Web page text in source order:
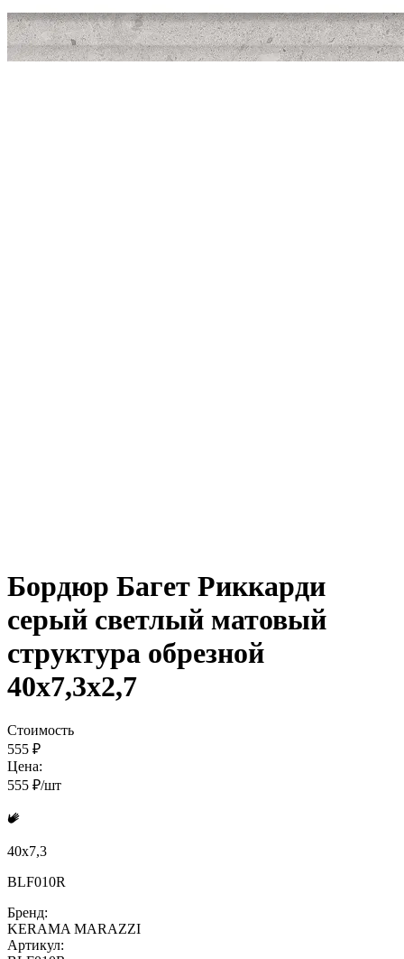
Бордюр Багет Риккарди
серый светлый матовый
структура обрезной
40x7,3x2,7
Стоимость
555 ₽
Цена:
555 ₽/шт
40x7,3
BLF010R
Бренд:
KERAMA MARAZZI
Артикул: